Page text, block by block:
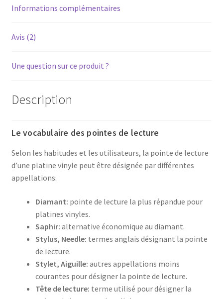
pour
tourne-
Informations complémentaires
Avis (2)
Une question sur ce produit ?
Description
Le vocabulaire des pointes de lecture
Selon les habitudes et les utilisateurs, la pointe de lecture
d’une platine vinyle peut être désignée par différentes
appellations:
Diamant: pointe de lecture la plus répandue pour
platines vinyles.
Saphir: alternative économique au diamant.
Stylus, Needle: termes anglais désignant la pointe
de lecture.
Stylet, Aiguille: autres appellations moins
courantes pour désigner la pointe de lecture.
Tête de lecture: terme utilisé pour désigner la